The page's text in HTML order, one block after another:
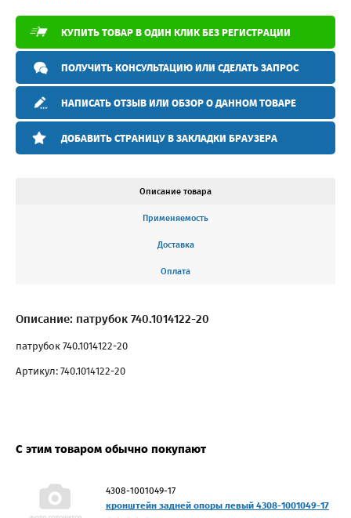
КУПИТЬ ТОВАР В ОДИН КЛИК БЕЗ РЕГИСТРАЦИИ
ПОЛУЧИТЬ КОНСУЛЬТАЦИЮ ИЛИ СДЕЛАТЬ ЗАПРОС
НАПИСАТЬ ОТЗЫВ ИЛИ ОБЗОР О ДАННОМ ТОВАРЕ
ДОБАВИТЬ СТРАНИЦУ В ЗАКЛАДКИ БРАУЗЕРА
Описание товара
Применяемость
Доставка
Оплата
Описание: патрубок 740.1014122-20
патрубок 740.1014122-20
Артикул: 740.1014122-20
С этим товаром обычно покупают
4308-1001049-17
кронштейн задней опоры левый 4308-1001049-17